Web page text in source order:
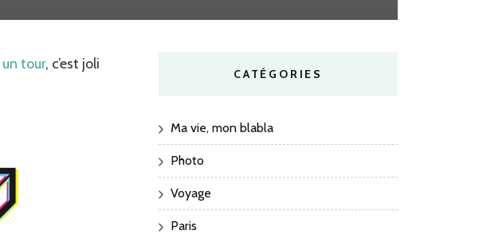
un tour, c’est joli
CATÉGORIES
Ma vie, mon blabla
Photo
Voyage
Paris